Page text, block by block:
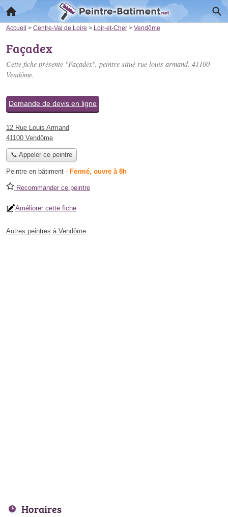
Accueil > Centre-Val de Loire > Loir-et-Cher > Vendôme
Façadex
Cette fiche présente "Façadex", peintre situé rue louis armand, 41100
Vendôme.
Demande de devis en ligne
12 Rue Louis Armand
41100 Vendôme
📞 Appeler ce peintre
Peintre en bâtiment - Fermé, ouvre à 8h
Recommander ce peintre
Améliorer cette fiche
Autres peintres à Vendôme
Horaires